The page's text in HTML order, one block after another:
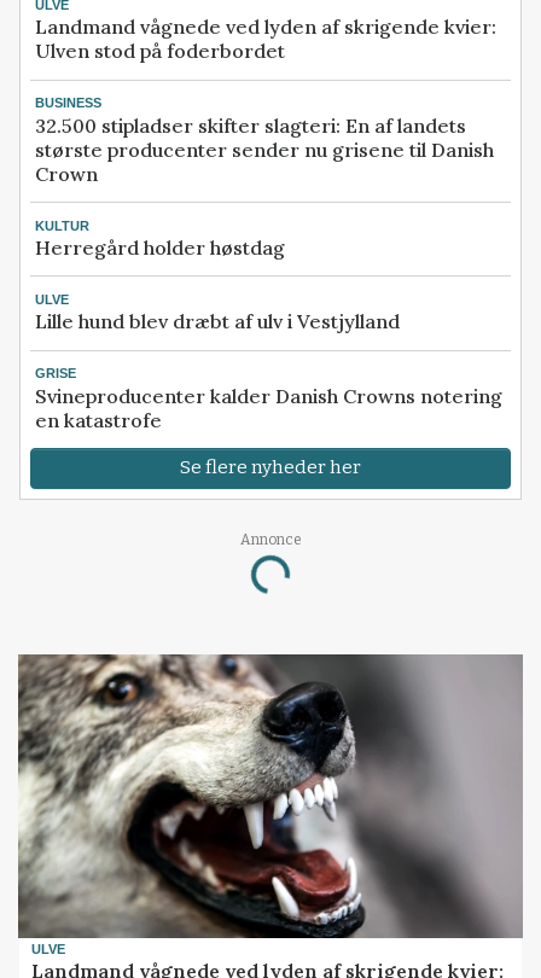
ULVE
Landmand vågnede ved lyden af skrigende kvier:
Ulven stod på foderbordet
BUSINESS
32.500 stipladser skifter slagteri: En af landets
største producenter sender nu grisene til Danish
Crown
KULTUR
Herregård holder høstdag
ULVE
Lille hund blev dræbt af ulv i Vestjylland
GRISE
Svineproducenter kalder Danish Crowns notering
en katastrofe
Se flere nyheder her
Annonce
Loading...
ULVE
Landmand vågnede ved lyden af skrigende kvier: